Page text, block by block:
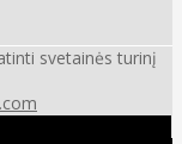
svetainės turinį